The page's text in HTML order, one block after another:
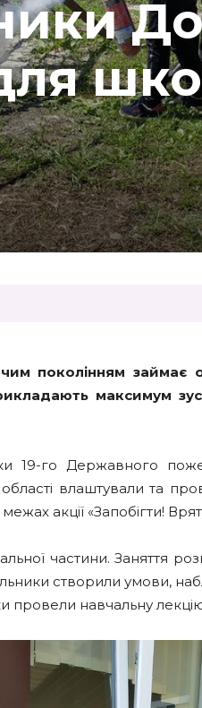
поколінням займає
максимум
19-го Державного
влаштували та
акції «Запобігти!
частини. Заняття
створили умови,
провели навчальну